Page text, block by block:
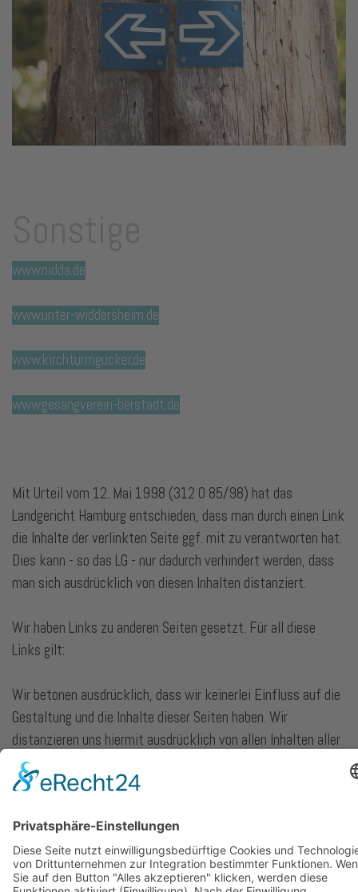
www.nidda.de
www.unter-widdersheim.de
www.kirchturmgucker.de
www.gesangverein-berstadt.de
Mit Urteil vom 12. Mai 1998 (312 0 85/98) hat das
Landgericht Hamburg entschieden, dass man durch einen Link
die Inhalte der verlinkten Seite ggf. mit zu verantworten hat.
Dies kann - so das LG - nur dadurch verhindert werden, dass
man sich ausdrücklich von diesen Inhalten distanziert.
Wir haben Links zu anderen Seiten gesetzt. Für all diese
Links gilt:
Wir betonen ausdrücklich, dass wir keinerlei Einfluss auf die
Gestaltung und die Inhalte dieser Seiten haben. Wir
distanzieren uns hiermit ausdrücklich von allen Inhalten aller
verlinkten Seiten. Sämtliche Inhalte, insbesondere
veröffentlichte Meinungen und Tatsachenbehauptungen,
Einzelfall zu dem betreffenden Link ausdrücklich etwas
anderes erklärt wird.